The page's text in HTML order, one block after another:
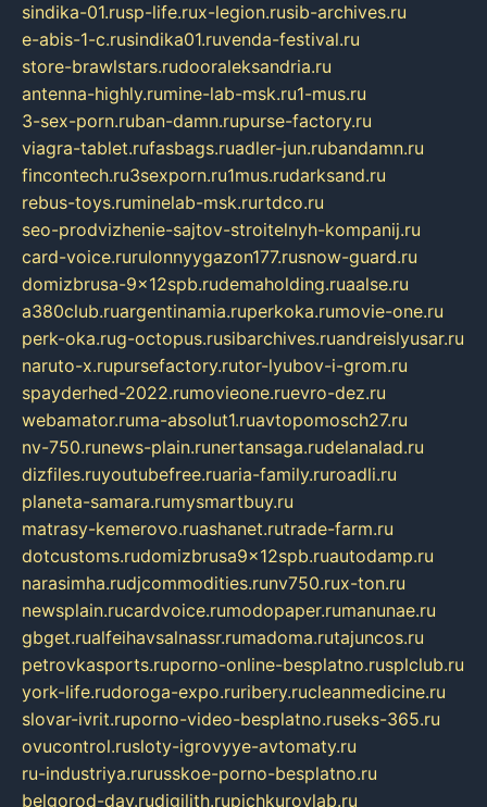
sindika-01.rusp-life.rux-legion.rusib-archives.ru
e-abis-1-c.rusindika01.ruvenda-festival.ru
store-brawlstars.rudooraleksandria.ru
antenna-highly.rumine-lab-msk.ru1-mus.ru
3-sex-porn.ruban-damn.rupurse-factory.ru
viagra-tablet.rufasbags.ruadler-jun.rubandamn.ru
fincontech.ru3sexporn.ru1mus.rudarksand.ru
rebus-toys.ruminelab-msk.rurtdco.ru
seo-prodvizhenie-sajtov-stroitelnyh-kompanij.ru
card-voice.rurulonnyygazon177.rusnow-guard.ru
domizbrusa-9x12spb.rudemaholding.ruaalse.ru
a380club.ruargentinamia.ruperkoka.rumovie-one.ru
perk-oka.rug-octopus.rusibarchives.ruandreislyusar.ru
naruto-x.rupursefactory.rutor-lyubov-i-grom.ru
spayderhed-2022.rumovieone.ruevro-dez.ru
webamator.ruma-absolut1.ruavtopomosch27.ru
nv-750.runews-plain.runertansaga.rudelanalad.ru
dizfiles.ruyoutubefree.ruaria-family.ruroadli.ru
planeta-samara.rumysmartbuy.ru
matrasy-kemerovo.ruashanet.rutrade-farm.ru
dotcustoms.rudomizbrusa9x12spb.ruautodamp.ru
narasimha.rudjcommodities.runv750.rux-ton.ru
newsplain.rucardvoice.rumodopaper.rumanunae.ru
gbget.rualfeihavsalnassr.rumadoma.rutajuncos.ru
petrovkasports.ruporno-online-besplatno.rusplclub.ru
york-life.rudoroga-expo.ruribery.rucleanmedicine.ru
slovar-ivrit.ruporno-video-besplatno.ruseks-365.ru
ovucontrol.rusloty-igrovyye-avtomaty.ru
ru-industriya.rurusskoe-porno-besplatno.ru
belgorod-day.rudigilith.rupichkurovlab.ru